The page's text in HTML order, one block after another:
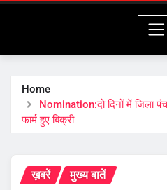
Home
Nomination:दो दिनों में जिला
फार्म हुए बिक्री
ख़बरें मुख्य बातें